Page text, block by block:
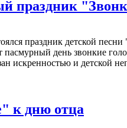
праздник
праздник детской
день звонкие
искренностью и детской
к дню отца